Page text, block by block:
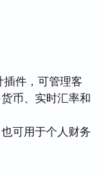
件，可管理客
币、实时汇率和
可用于个人财务